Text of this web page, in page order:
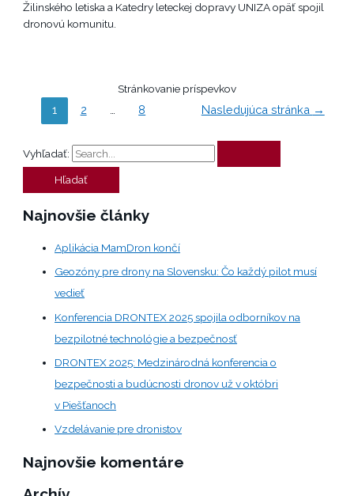
Žilinského letiska a Katedry leteckej dopravy UNIZA opäť spojil
dronovú komunitu.
Stránkovanie príspevkov
1 2 … 8 Nasledujúca stránka →
Vyhľadať:
Najnovšie články
Aplikácia MamDron končí
Geozóny pre drony na Slovensku: Čo každý pilot musí
vedieť
Konferencia DRONTEX 2025 spojila odborníkov na
bezpilotné technológie a bezpečnosť
DRONTEX 2025: Medzinárodná konferencia o
bezpečnosti a budúcnosti dronov už v októbri
v Piešťanoch
Vzdelávanie pre dronistov
Najnovšie komentáre